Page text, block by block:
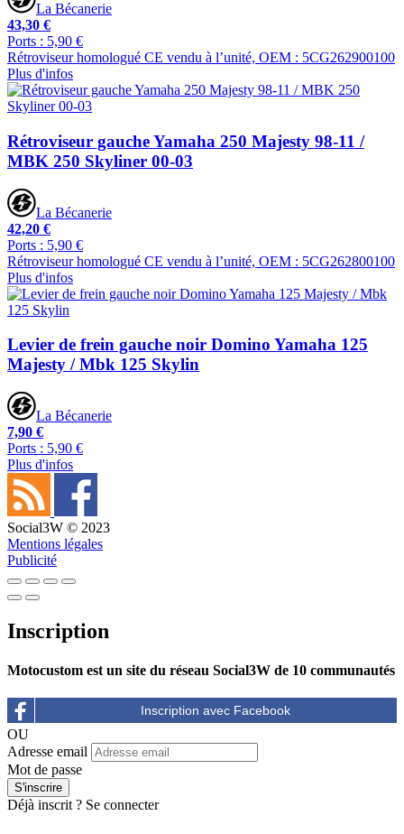
La Bécanerie
43,30 €
Ports : 5,90 €
Rétroviseur homologué CE vendu à l’unité, OEM : 5CG262900100
Plus d'infos
Rétroviseur gauche Yamaha 250 Majesty 98-11 /
MBK 250 Skyliner 00-03
La Bécanerie
42,20 €
Ports : 5,90 €
Rétroviseur homologué CE vendu à l’unité, OEM : 5CG262800100
Plus d'infos
Levier de frein gauche noir Domino Yamaha 125
Majesty / Mbk 125 Skylin
La Bécanerie
7,90 €
Ports : 5,90 €
Plus d'infos
Social3W © 2023
Mentions légales
Publicité
Inscription
Motocustom est un site du réseau Social3W de 10 communautés
OU
Adresse email
Mot de passe
Déjà inscrit ? Se connecter